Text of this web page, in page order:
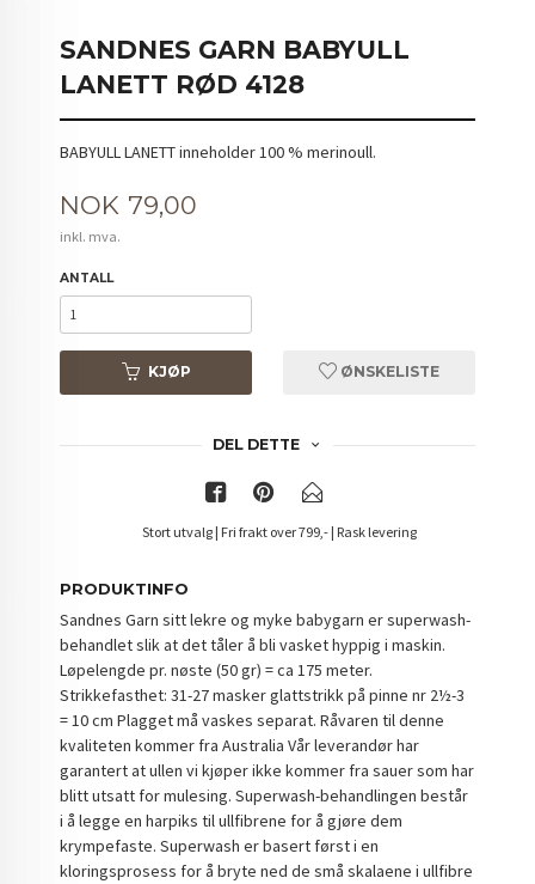
SANDNES GARN BABYULL
LANETT RØD 4128
BABYULL LANETT inneholder 100 % merinoull.
Pris
NOK 79,00
inkl. mva.
ANTALL
KJØP ØNSKELISTE
DEL DETTE
Stort utvalg | Fri frakt over 799,- | Rask levering
PRODUKTINFO
Sandnes Garn sitt lekre og myke babygarn er superwash-
behandlet slik at det tåler å bli vasket hyppig i maskin.
Løpelengde pr. nøste (50 gr) = ca 175 meter.
Strikkefasthet: 31-27 masker glattstrikk på pinne nr 2½-3
= 10 cm Plagget må vaskes separat. Råvaren til denne
kvaliteten kommer fra Australia Vår leverandør har
garantert at ullen vi kjøper ikke kommer fra sauer som har
blitt utsatt for mulesing. Superwash-behandlingen består
i å legge en harpiks til ullfibrene for å gjøre dem
krympefaste. Superwash er basert først i en
kloringsprosess for å bryte ned de små skalaene i ullfibre